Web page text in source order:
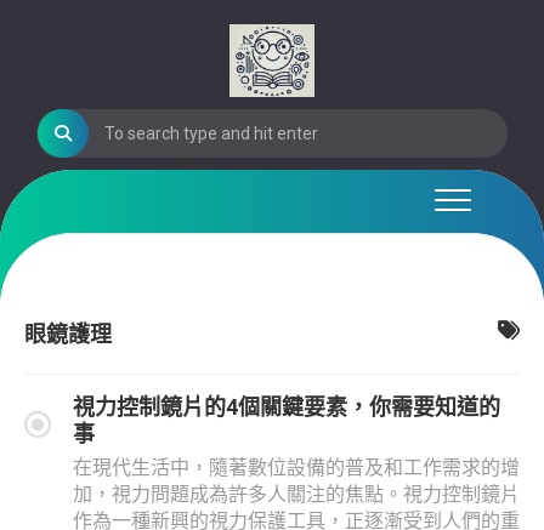
眼鏡護理
視力控制鏡片的4個關鍵要素，你需要知道的
事
在現代生活中，隨著數位設備的普及和工作需求的增
加，視力問題成為許多人關注的焦點。視力控制鏡片
作為一種新興的視力保護工具，正逐漸受到人們的重